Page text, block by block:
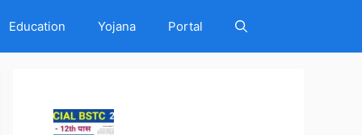
Education Yojana Portal